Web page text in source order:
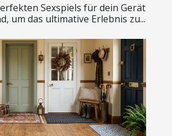
Sexspiels für dein Gerät
um das ultimative Erlebnis zu...